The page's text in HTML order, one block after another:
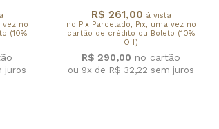
vez no
(10%
juros
R$ 261,00 à vista
no Pix Parcelado, Pix, uma vez no
cartão de crédito ou Boleto (10%
Off)
R$ 290,00
ou 9x de R$ 32,22 sem juros